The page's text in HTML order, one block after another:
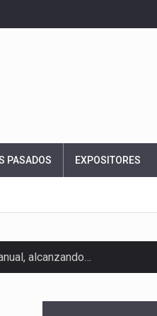
PASADOS EXPOSITORES
alcanzando…